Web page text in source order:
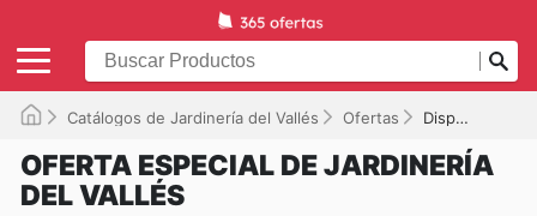
Catálogos de Jardinería del Vallés Ofertas Disponible hasta el 07/06/2026
OFERTA ESPECIAL DE JARDINERÍA
DEL VALLÉS